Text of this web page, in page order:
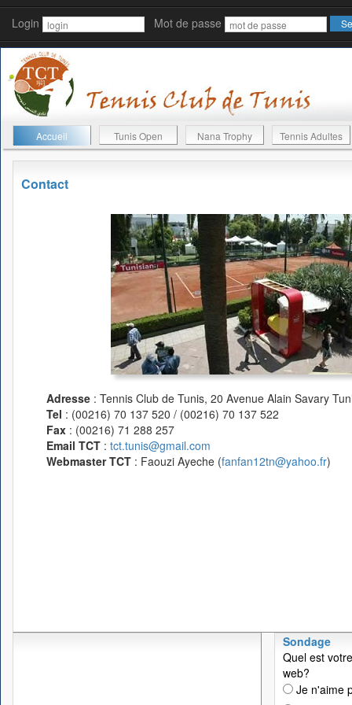
Login Mot de passe
Accueil Tunis Open Nana Trophy Tennis Adultes
Contact
Adresse : Tennis Club de Tunis, 20 Avenue Alain Savary
Tel : (00216) 70 137 520 / (00216) 70 137 522
Fax : (00216) 71 288 257
Email TCT : tct.tunis@gmail.com
Webmaster TCT : Faouzi Ayeche (fanfan12tn@yahoo.fr)
Sondage
Quel est
web?
Je n'aime